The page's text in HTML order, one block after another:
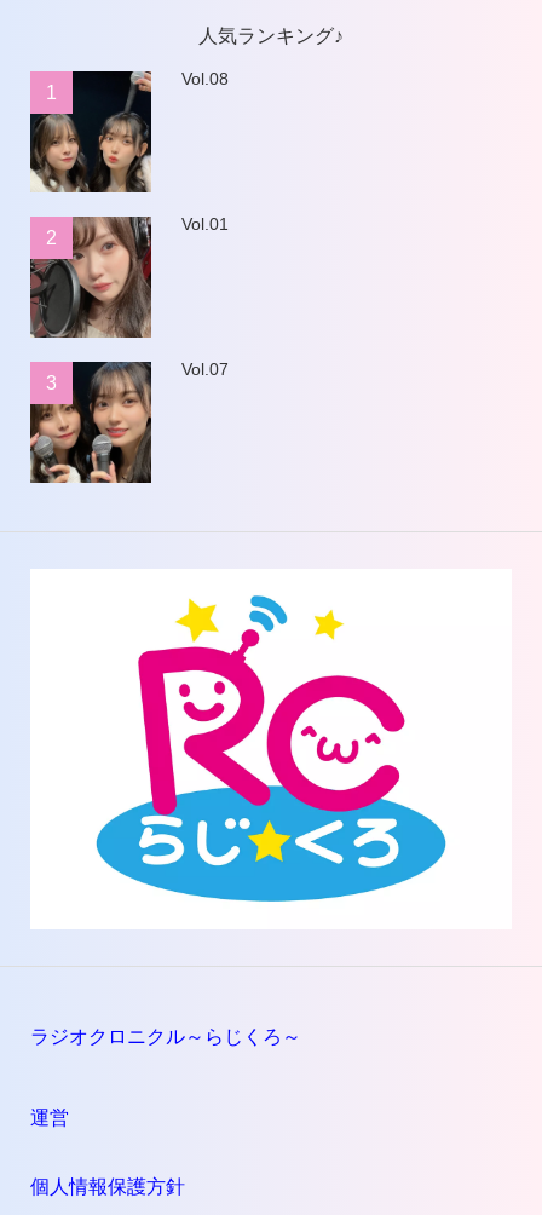
人気ランキング♪
1
Vol.08
2
Vol.01
3
Vol.07
ラジオクロニクル～らじくろ～
運営
個人情報保護方針